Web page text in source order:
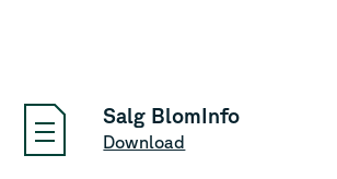
Salg BlomInfo
Download